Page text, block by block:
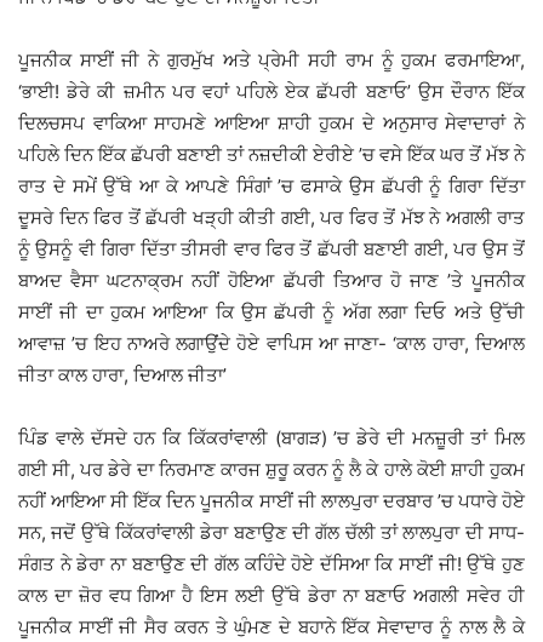
ਪੂਜਨੀਕ ਸਾਈਂ ਜੀ ਨੇ ਗੁਰਮੁੱਖ ਅਤੇ ਪ੍ਰੇਮੀ ਸਹੀ ਰਾਮ ਨੂੰ ਹੁਕਮ ਫਰਮਾਇਆ,
‘ਭਾਈ! ਡੇਰੇ ਕੀ ਜ਼ਮੀਨ ਪਰ ਵਹਾਂ ਪਹਿਲੇ ਏਕ ਛੱਪਰੀ ਬਣਾਓ’ ਉਸ ਦੌਰਾਨ ਇੱਕ
ਦਿਲਚਸਪ ਵਾਕਿਆ ਸਾਹਮਣੇ ਆਇਆ ਸ਼ਾਹੀ ਹੁਕਮ ਦੇ ਅਨੁਸਾਰ ਸੇਵਾਦਾਰਾਂ ਨੇ
ਪਹਿਲੇ ਦਿਨ ਇੱਕ ਛੱਪਰੀ ਬਣਾਈ ਤਾਂ ਨਜ਼ਦੀਕੀ ਏਰੀਏ ’ਚ ਵਸੇ ਇੱਕ ਘਰ ਤੋਂ ਮੱਝ ਨੇ
ਰਾਤ ਦੇ ਸਮੇਂ ਉੱਥੇ ਆ ਕੇ ਆਪਣੇ ਸਿੰਗਾਂ ’ਚ ਫਸਾਕੇ ਉਸ ਛੱਪਰੀ ਨੂੰ ਗਿਰਾ ਦਿੱਤਾ
ਦੂਸਰੇ ਦਿਨ ਫਿਰ ਤੋਂ ਛੱਪਰੀ ਖੜ੍ਹੀ ਕੀਤੀ ਗਈ, ਪਰ ਫਿਰ ਤੋਂ ਮੱਝ ਨੇ ਅਗਲੀ ਰਾਤ
ਨੂੰ ਉਸਨੂੰ ਵੀ ਗਿਰਾ ਦਿੱਤਾ ਤੀਸਰੀ ਵਾਰ ਫਿਰ ਤੋਂ ਛੱਪਰੀ ਬਣਾਈ ਗਈ, ਪਰ ਉਸ ਤੋਂ
ਬਾਅਦ ਵੈਸਾ ਘਟਨਾਕ੍ਰਮ ਨਹੀਂ ਹੋਇਆ ਛੱਪਰੀ ਤਿਆਰ ਹੋ ਜਾਣ ’ਤੇ ਪੂਜਨੀਕ
ਸਾਈਂ ਜੀ ਦਾ ਹੁਕਮ ਆਇਆ ਕਿ ਉਸ ਛੱਪਰੀ ਨੂੰ ਅੱਗ ਲਗਾ ਦਿਓ ਅਤੇ ਉੱਚੀ
ਆਵਾਜ਼ ’ਚ ਇਹ ਨਾਅਰੇ ਲਗਾਉਂਦੇ ਹੋਏ ਵਾਪਿਸ ਆ ਜਾਣਾ- ‘ਕਾਲ ਹਾਰਾ, ਦਿਆਲ
ਜੀਤਾ ਕਾਲ ਹਾਰਾ, ਦਿਆਲ ਜੀਤਾ’
ਪਿੰਡ ਵਾਲੇ ਦੱਸਦੇ ਹਨ ਕਿ ਕਿੱਕਰਾਂਵਾਲੀ (ਬਾਗੜ) ’ਚ ਡੇਰੇ ਦੀ ਮਨਜ਼ੂਰੀ ਤਾਂ ਮਿਲ
ਗਈ ਸੀ, ਪਰ ਡੇਰੇ ਦਾ ਨਿਰਮਾਣ ਕਾਰਜ ਸ਼ੁਰੂ ਕਰਨ ਨੂੰ ਲੈ ਕੇ ਹਾਲੇ ਕੋਈ ਸ਼ਾਹੀ ਹੁਕਮ
ਨਹੀਂ ਆਇਆ ਸੀ ਇੱਕ ਦਿਨ ਪੂਜਨੀਕ ਸਾਈਂ ਜੀ ਲਾਲਪੁਰਾ ਦਰਬਾਰ ’ਚ ਪਧਾਰੇ ਹੋਏ
ਸਨ, ਜਦੋਂ ਉੱਥੇ ਕਿੱਕਰਾਂਵਾਲੀ ਡੇਰਾ ਬਣਾਉਣ ਦੀ ਗੱਲ ਚੱਲੀ ਤਾਂ ਲਾਲਪੁਰਾ ਦੀ ਸਾਧ-
ਸੰਗਤ ਨੇ ਡੇਰਾ ਨਾ ਬਣਾਉਣ ਦੀ ਗੱਲ ਕਹਿੰਦੇ ਹੋਏ ਦੱਸਿਆ ਕਿ ਸਾਈਂ ਜੀ! ਉੱਥੇ ਹੁਣ
ਕਾਲ ਦਾ ਜ਼ੋਰ ਵਧ ਗਿਆ ਹੈ ਇਸ ਲਈ ਉੱਥੇ ਡੇਰਾ ਨਾ ਬਣਾਓ ਅਗਲੀ ਸਵੇਰ ਹੀ
ਪੂਜਨੀਕ ਸਾਈਂ ਜੀ ਸੈਰ ਕਰਨ ਤੇ ਘੁੰਮਣ ਦੇ ਬਹਾਨੇ ਇੱਕ ਸੇਵਾਦਾਰ ਨੂੰ ਨਾਲ ਲੈ ਕੇ